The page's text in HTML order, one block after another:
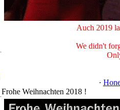
Auch 2019
We didn't
·
Frohe Weihnachten 2018 !